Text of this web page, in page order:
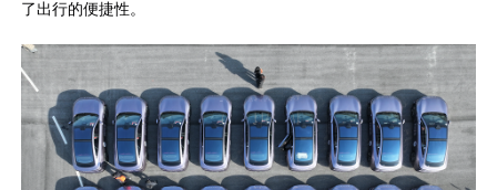
了出行的便捷性。